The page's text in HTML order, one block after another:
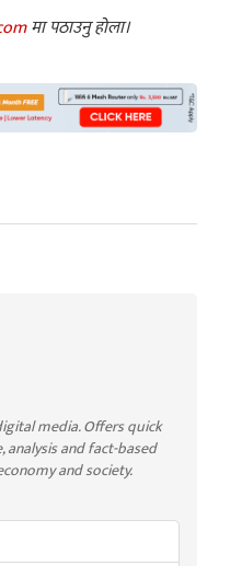
मा पठाउनु होला।
media. Offers quick
and fact-based
and society.